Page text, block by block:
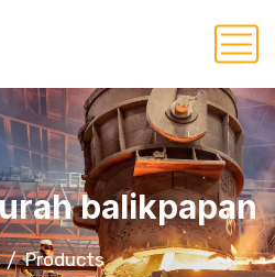
balikpapan
Products